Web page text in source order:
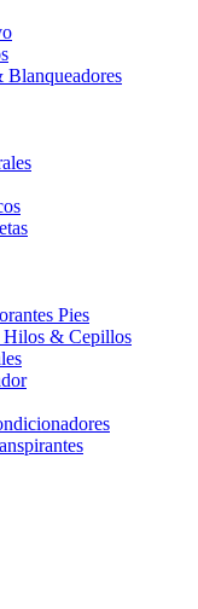
Blanqueadores
Pies
Hilos & Cepillos